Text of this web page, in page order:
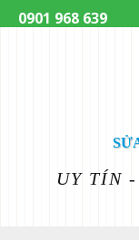
UY TÍN
0901 968 639